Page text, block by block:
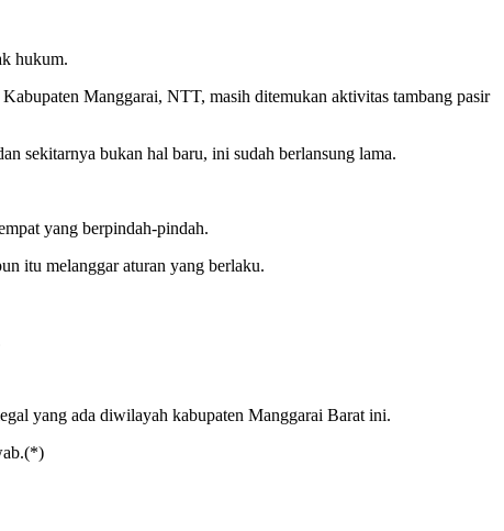
hukum.
Manggarai, NTT, masih ditemukan aktivitas tambang pasir
sekitarnya bukan hal baru, ini sudah berlansung lama.
yang berpindah-pindah.
itu melanggar aturan yang berlaku.
yang ada diwilayah kabupaten Manggarai Barat ini.